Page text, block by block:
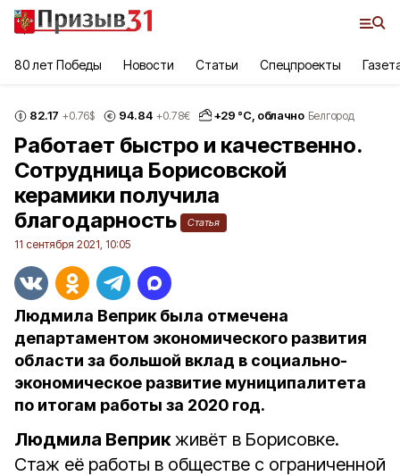
80 лет Победы Новости Статьи Спецпроекты
82.17 +0.76$ 94.84 +0.78€ +29 °С, облачно Белгород
Работает быстро и качественно.
Сотрудница Борисовской
керамики получила
благодарность
Статья
11 сентября 2021, 10:05
Людмила Веприк была отмечена
департаментом экономического развития
области за большой вклад в социально-
экономическое развитие муниципалитета
по итогам работы за 2020 год.
Людмила Веприкживёт в Борисовке.
Стаж её работы в обществе с ограниченной